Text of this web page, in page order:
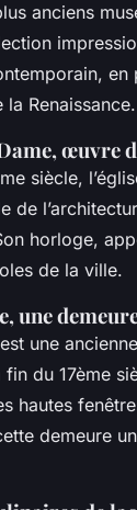
anciens
en
Renaissance.
œuvre
siècle,
de
horloge,
de la ville.
une
une
du 17ème
hautes
demeure